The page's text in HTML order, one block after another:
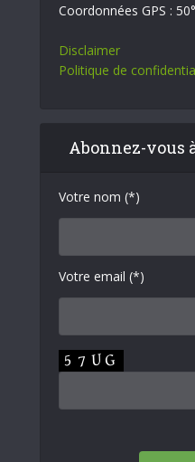
Coordonnées GPS :
Disclaimer
Politique de
Abonnez-vous
Votre nom (*)
Votre email (*)